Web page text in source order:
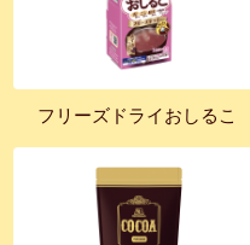
フリーズドライおしるこ